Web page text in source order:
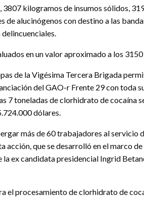
3807 kilogramos de insumos sólidos,
de alucinógenos con destino a las
en un valor aproximado a los 3150
de la Vigésima Tercera Brigada
del GAO-r Frente 29 con toda
7 toneladas de clorhidrato de cocaína
dólares.
más de 60 trabajadores al
acción, que se desarrolló en el marco
ex candidata presidencial Ingrid
el procesamiento de clorhidrato de